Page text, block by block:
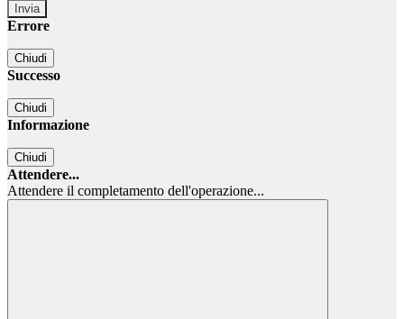
Errore
Chiudi
Successo
Chiudi
Informazione
Chiudi
Attendere...
Attendere il completamento dell'operazione...